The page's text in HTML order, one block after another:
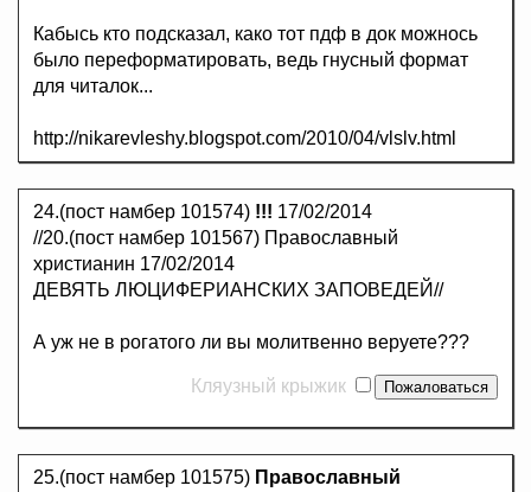
Кабысь кто подсказал, како тот пдф в док можнось
было переформатировать, ведь гнусный формат
для читалок...
http://nikarevleshy.blogspot.com/2010/04/vlslv.html
24.(пост намбер 101574) !!! 17/02/2014
//20.(пост намбер 101567) Православный
христианин 17/02/2014
ДЕВЯТЬ ЛЮЦИФЕРИАНСКИХ ЗАПОВЕДЕЙ//
А уж не в рогатого ли вы молитвенно веруете???
Кляузный крыжик
25.(пост намбер 101575) Православный